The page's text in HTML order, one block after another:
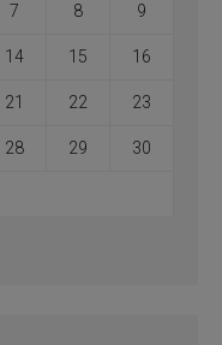
7 8 9
14 15 16
21 22 23
28 29 30